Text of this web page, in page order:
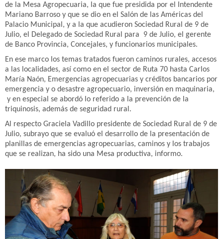
de la Mesa Agropecuaria, la que fue presidida por el Intendente
Mariano Barroso y que se dio en el Salón de las Américas del
Palacio Municipal, y a la que acudieron Sociedad Rural de 9 de
Julio, el Delegado de Sociedad Rural para 9 de Julio, el gerente
de Banco Provincia, Concejales, y funcionarios municipales.
En ese marco los temas tratados fueron caminos rurales, accesos
a las localidades, así como en el sector de Ruta 70 hasta Carlos
María Naón, Emergencias agropecuarias y créditos bancarios por
emergencia y o desastre agropecuario, inversión en maquinaria,
y en especial se abordó lo referido a la prevención de la
triquinosis, además de seguridad rural.
Al respecto Graciela Vadillo presidente de Sociedad Rural de 9 de
Julio, subrayo que se evaluó el desarrollo de la presentación de
planillas de emergencias agropecuarias, caminos y los trabajos
que se realizan, ha sido una Mesa productiva, informo.